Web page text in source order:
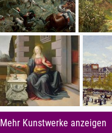
Mehr Kunstwerke anzeigen